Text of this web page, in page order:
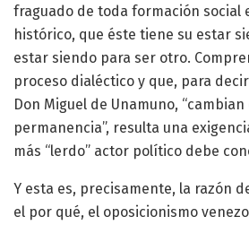
fraguado de toda formación social
histórico, que éste tiene su estar
estar siendo para ser otro.
proceso dialéctico y que, para
Don Miguel de Unamuno,
permanencia”, resulta una
más “lerdo” actor político debe
Y esta es, precisamente, la razón
el por qué, el oposicionismo